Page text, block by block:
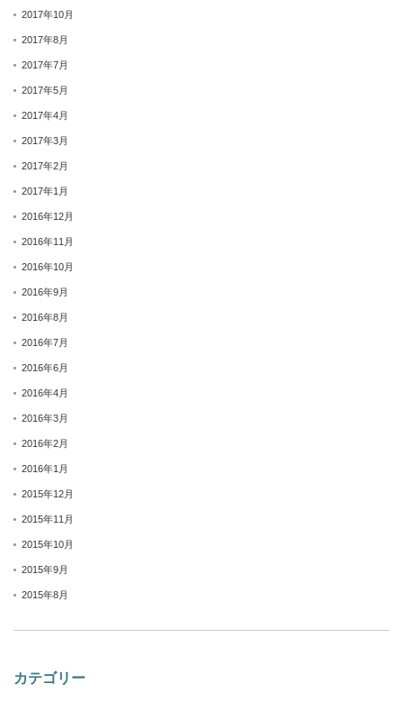
2017年10月
2017年8月
2017年7月
2017年5月
2017年4月
2017年3月
2017年2月
2017年1月
2016年12月
2016年11月
2016年10月
2016年9月
2016年8月
2016年7月
2016年6月
2016年4月
2016年3月
2016年2月
2016年1月
2015年12月
2015年11月
2015年10月
2015年9月
2015年8月
カテゴリー